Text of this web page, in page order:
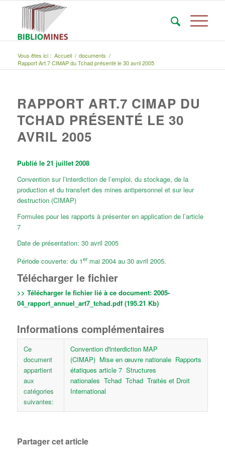
Vous êtes ici : Accueil / documents /
Rapport Art.7 CIMAP du Tchad présenté le 30 avril 2005
RAPPORT ART.7 CIMAP DU
TCHAD PRÉSENTÉ LE 30
AVRIL 2005
Publié le 21 juillet 2008
Convention sur l’interdiction de l’emploi, du stockage, de la
production et du transfert des mines antipersonnel et sur leur
destruction (CIMAP)
Formules pour les rapports à présenter en application de l’article
7
Date de présentation: 30 avril 2005
Période couverte: du 1er mai 2004 au 30 avril 2005.
Télécharger le fichier
>> Télécharger le fichier lié à ce document: 2005-
04_rapport_annuel_art7_tchad.pdf (195.21 Kb)
Informations complémentaires
Ce
document
appartient
aux
catégories
suivantes:
Convention d'interdiction MAP
(CIMAP) Mise en œuvre nationale Rapports
étatiques article 7 Structures
nationales Tchad Tchad Traités et Droit
International
Partager cet article